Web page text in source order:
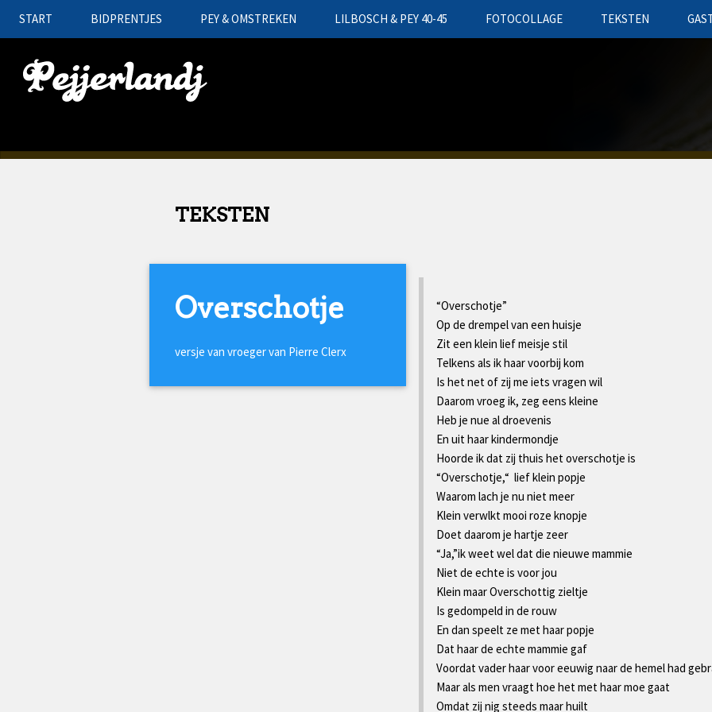
START BIDPRENTJES PEY & OMSTREKEN LILBOSCH & PEY 40-45 FOTOCOLLAGE TEKSTEN
TEKSTEN
Overschotje
versje van vroeger van Pierre Clerx
“Overschotje”
Op de drempel van een huisje
Zit een klein lief meisje stil
Telkens als ik haar voorbij kom
Is het net of zij me iets vragen wil
Daarom vroeg ik, zeg eens kleine
Heb je nue al droevenis
En uit haar kindermondje
Hoorde ik dat zij thuis het overschotje is
“Overschotje,“ lief klein popje
Waarom lach je nu niet meer
Klein verwlkt mooi roze knopje
Doet daarom je hartje zeer
“Ja,”ik weet wel dat die nieuwe mammie
Niet de echte is voor jou
Klein maar Overschottig zieltje
Is gedompeld in de rouw
En dan speelt ze met haar popje
Dat haar de echte mammie gaf
Voordat vader haar voor eeuwig naar de hemel had
Maar als men vraagt hoe het met haar moe gaat
Omdat zij nig steeds maar huilt